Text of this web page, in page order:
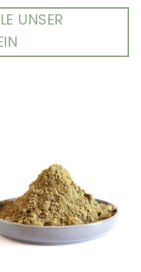
UNSER